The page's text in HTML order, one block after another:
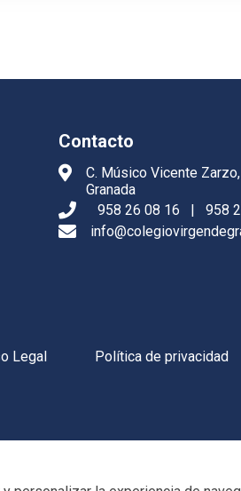
Contacto
C. Músico Vicente
Granada
958 26 08 16
|
958
Legal Política de privacidad